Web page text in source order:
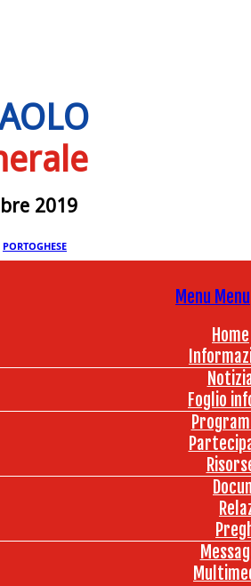
2019
PORTOGHESE
Menu Menu
Home
Foglio